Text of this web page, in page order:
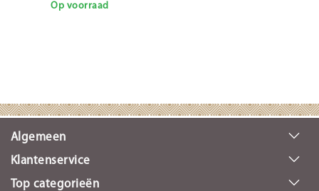
Op voorraad
Algemeen
Klantenservice
Top categorieën